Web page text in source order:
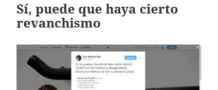
Sí, puede que haya cierto
revanchismo